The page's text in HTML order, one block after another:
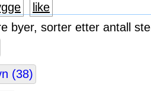
like
byer, sorter etter antall
(38)